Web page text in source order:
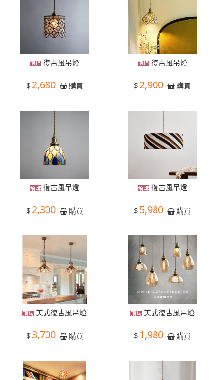
復古風吊燈
$ 2,680 購買
復古風吊燈
$ 2,900 購買
復古風吊燈
$ 2,300 購買
復古風吊燈
$ 5,980 購買
美式復古風吊燈
$ 3,700 購買
美式復古風吊燈
$ 1,980 購買